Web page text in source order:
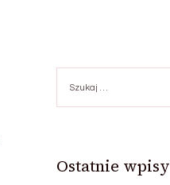
Ostatnie wpisy